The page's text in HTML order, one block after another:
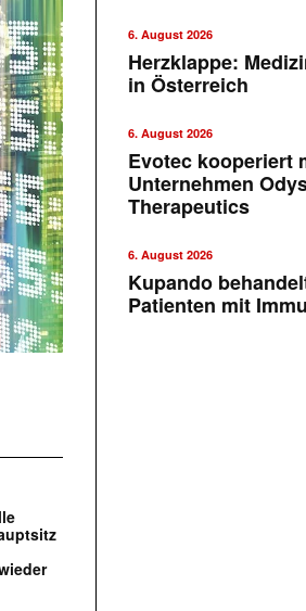
6. August 2026
Herzklappe:
in Österreich
6. August 2026
Evotec kooperiert
Unternehmen
Therapeutics
6. August 2026
Kupando
Patienten mit